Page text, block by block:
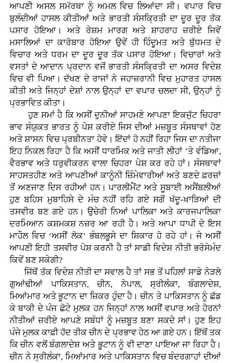
ਆਪਣੀ ਅਸਲ ਸਮੱਰਥਾ ਨੂੰ ਅਮਲ ਵਿਚ ਲਿਆਂਦਾ ਸੀ। ਵਪਾਰ ਵਿਚ
ਬੁਲੰਦੀਆਂ ਹਾਸਲ ਕੀਤੀਆਂ ਅਤੇ ਭਾਰਤੀ ਸੰਸਕ੍ਰਿਤੀ ਦਾ ਦੂਰ ਦੂਰ ਤੱਕ
ਪਸਾਰ ਹੋਇਆ। ਅਤੇ ਰੇਸ਼ਮ ਮਾਰਗ ਅਤੇ ਸ਼ਾਹਰਾਹ ਜ਼ਰੀਏ ਜਿਵੇਂ
ਮਸਾਲਿਆਂ ਦਾ ਕਾਰੋਬਾਰ ਹੋਇਆ ਉਵੇਂ ਹੀ ਹਿੰਦੂਮਤ ਅਤੇ ਬੁੱਧਮਤ ਦੇ
ਵਿਚਾਰ ਅਤੇ ਧਰਮ ਦਾ ਦੂਰ ਦੂਰ ਤੱਕ ਪਸਾਰ ਹੋਇਆ। ਵਿਚਾਰਾਂ ਅਤੇ
ਵਸਤਾਂ ਦੇ ਆਦਾਨ ਪ੍ਰਦਾਨ ਵਜੋਂ ਭਾਰਤੀ ਸੰਸਕ੍ਰਿਤੀ ਦਾ ਅਸਰ ਵਿਦੇਸ਼
ਵਿਚ ਵੀ ਪਿਆ। ਦੱਖਣ ਦੇ ਰਾਜਾਂ ਨੇ ਜਹਾਜ਼ਰਾਨੀ ਵਿਚ ਮੁਹਾਰਤ ਹਾਸਲ
ਕੀਤੀ ਅਤੇ ਜਿਨ੍ਹਾਂ ਦੇਸ਼ਾਂ ਨਾਲ ਉਨ੍ਹਾਂ ਦਾ ਵਪਾਰ ਚਲਦਾ ਸੀ, ਉਨ੍ਹਾਂ ਨੂੰ
ਪ੍ਰਭਾਵਿਤ ਕੀਤਾ।
ਹੁਣ ਸਮਾਂ ਹੈ ਕਿ ਅਸੀਂ ਦੁਨੀਆਂ ਸਾਹਮਣੇ ਆਪਣਾ ਇਕਜੁੱਟ ਚਿਹਰਾ
ਭਾਵ ਸੰਯੁਕਤ ਭਾਰਤ ਨੂੰ ਪੇਸ਼ ਕਰੀਏ ਜਿਸ ਦੀਆਂ ਮਜ਼ਬੂਤ ਸੰਸਥਾਵਾਂ ਹੋਣ
ਅਤੇ ਸ਼ਾਸਨ ਵਿਚ ਪ੍ਰਬੀਨਤਾ ਹੋਵੇ। ਇੱਦਾਂ ਹੋ ਨਹੀਂ ਰਿਹਾ ਜਿਸ ਦਾ ਨਤੀਜਾ
ਇਹ ਨਿਕਲ ਰਿਹਾ ਹੈ ਕਿ ਅਸੀਂ ਧਾਰਮਿਕ ਅਤੇ ਜਾਤੀ ਲੀਹਾਂ ’ਤੇ ਵੰਡਿਆ,
ਵੈਰਭਾਵ ਅਤੇ ਧਰੁਵੀਕਰਨ ਵਾਲਾ ਚਿਹਰਾ ਪੇਸ਼ ਕਰ ਰਹੇ ਹਾਂ। ਸੰਸਥਾਵਾਂ
ਸਾਹਸਤਹੀਣ ਅਤੇ ਆਪਣੀਆਂ ਕਾਨੂੰਨੀ ਜ਼ਿੰਮੇਵਾਰੀਆਂ ਅਤੇ ਬਣਦੇ ਫ਼ਰਜ਼ਾਂ
ਤੋਂ ਅਣਜਾਣ ਦਿਸ ਰਹੀਆਂ ਹਨ। ਪਾਰਲੀਮੈਂਟ ਅਤੇ ਸੂਬਾਈ ਅਸੈਂਬਲੀਆਂ
ਹੁਣ ਬਹਿਸ ਮੁਬਾਹਿਸੇ ਦੇ ਮੰਚ ਨਹੀਂ ਰਹਿ ਗਏ ਸਗੋਂ ਖੱਦੂ-ਖਾੜਿਆਂ ਦੀ
ਤਸਵੀਰ ਬਣ ਗਏ ਹਨ। ਉਚੇਰੀ ਨਿਆਂ ਪਾਲਿਕਾ ਅਤੇ ਕਾਰਜਪਾਲਿਕਾ
ਦਰਮਿਆਨ ਕਸ਼ਮਕਸ਼ ਨਜ਼ਰ ਆ ਰਹੀ ਹੈ। ਅਤੇ ਆਪਾ ਧਾਪੀ ਦੇ ਇਸ
ਮਾਹੌਲ ਵਿਚ ‘ਅਸੀਂ ਲੋਕ’ ਭੰਬਲਭੂਸੇ ਦਾ ਸ਼ਿਕਾਰ ਹੋ ਰਹੇ ਹਾਂ। ਜੇ ਅਸੀਂ
ਆਪਣੀ ਇਹੀ ਤਸਵੀਰ ਪੇਸ਼ ਕਰਨੀ ਹੈ ਤਾਂ ਸਾਡੀ ਵਿਦੇਸ਼ ਨੀਤੀ ਭਰੋਸੇਮੰਦ
ਕਿਵੇਂ ਬਣ ਸਕੇਗੀ?
ਜਿੱਥੋਂ ਤੱਕ ਵਿਦੇਸ਼ ਨੀਤੀ ਦਾ ਸਵਾਲ ਹੈ ਤਾਂ ਸਭ ਤੋਂ ਪਹਿਲਾਂ ਸਾਡੇ ਨੇੜਲੇ
ਗੁਆਂਢੀਆਂ ਪਾਕਿਸਤਾਨ, ਚੀਨ, ਨੇਪਾਲ, ਸ੍ਰੀਲੰਕਾ, ਬੰਗਲਾਦੇਸ਼,
ਮਿਆਂਮਾਰ ਅਤੇ ਭੂਟਾਨ ਦਾ ਜ਼ਿਕਰ ਹੁੰਦਾ ਹੈ। ਚੀਨ ਤੇ ਪਾਕਿਸਤਾਨ ਨੂੰ ਛੱਡ
ਕੇ ਬਾਕੀ ਦੇ ਪੰਜ ਛੋਟੇ ਮੁਲਕ ਹਨ ਜਿਨ੍ਹਾਂ ਨਾਲ ਅਸੀਂ ਵਪਾਰ ਅਤੇ ਹੋਰਨਾਂ
ਨੀਤੀਆਂ ਜ਼ਰੀਏ ਆਪਣੇ ਸਬੰਧਾਂ ਨੂੰ ਮਜ਼ਬੂਤ ਬਣਾ ਸਕਦੇ ਸਾਂ। ਹੁਣ ਇਹ
ਪੰਜੇ ਮੁਲਕ ਕਾਫ਼ੀ ਹੱਦ ਤੀਕ ਚੀਨ ਦੇ ਪ੍ਰਭਾਵ ਹੇਠ ਆ ਗਏ ਹਨ। ਇੱਥੋਂ ਤਕ
ਕਿ ਚੀਨ ਵਲੋਂ ਬੰਗਲਾਦੇਸ਼ ਅਤੇ ਭੂਟਾਨ ਨੂੰ ਵੀ ਦਾਣਾ ਪਾਇਆ ਜਾ ਰਿਹਾ ਹੈ।
ਚੀਨ ਨੇ ਸ੍ਰੀਲੰਕਾ, ਮਿਆਂਮਾਰ ਅਤੇ ਪਾਕਿਸਤਾਨ ਵਿਚ ਬੰਦਰਗਾਹਾਂ ਦੀਆਂ